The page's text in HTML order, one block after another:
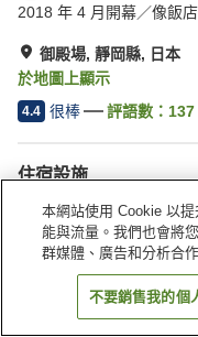
2018 年 4 月開幕／像飯
御殿場, 靜岡縣, 日本
於地圖上顯示
4.4 很棒 評語數： 137
住宿設施
無線網路
按摩浴缸
日本 靜岡縣
本網站使用 Cookie 以
能與流量。我們也會將
群媒體、廣告和分析合
不要銷售我的個